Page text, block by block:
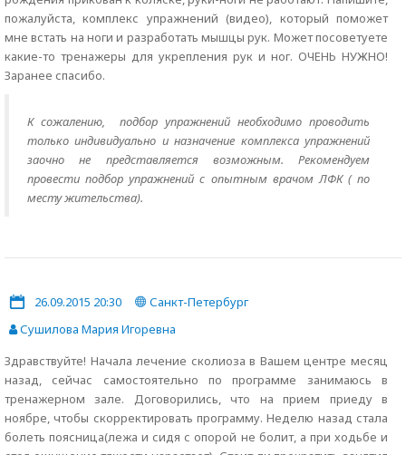
пожалуйста, комплекс упражнений (видео), который поможет
мне встать на ноги и разработать мышцы рук. Может посоветуете
какие-то тренажеры для укрепления рук и ног. ОЧЕНЬ НУЖНО!
Заранее спасибо.
К сожалению, подбор упражнений необходимо проводить
только индивидуально и назначение комплекса упражнений
заочно не представляется возможным. Рекомендуем
провести подбор упражнений с опытным врачом ЛФК ( по
месту жительства).
26.09.2015 20:30
Санкт-Петербург
Сушилова Мария Игоревна
Здравствуйте! Начала лечение сколиоза в Вашем центре месяц
назад, сейчас самостоятельно по программе занимаюсь в
тренажерном зале. Договорились, что на прием приеду в
ноябре, чтобы скорректировать программу. Неделю назад стала
болеть поясница(лежа и сидя с опорой не болит, а при ходьбе и